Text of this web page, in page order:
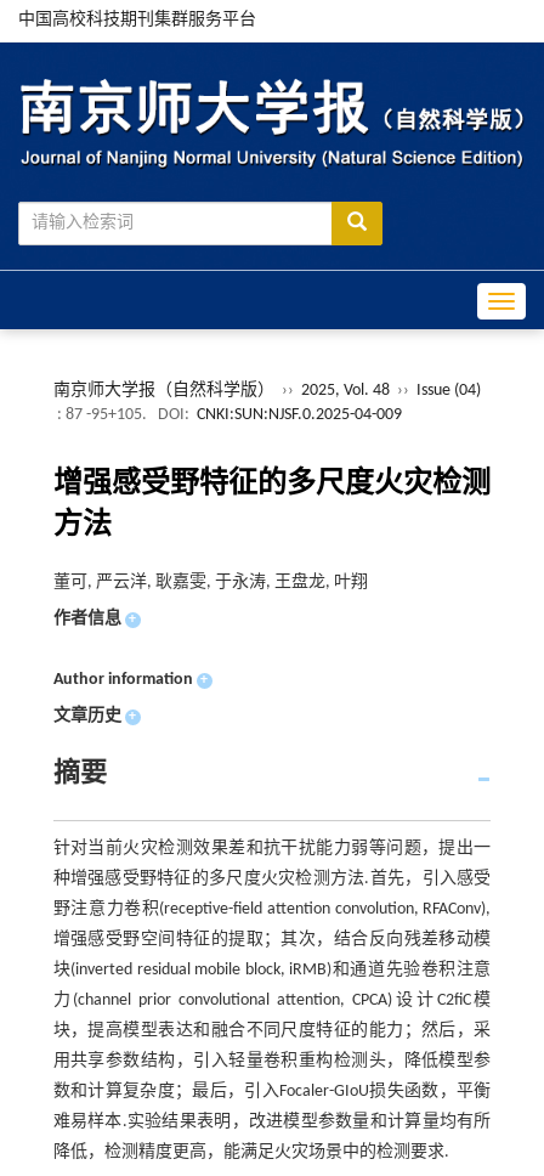
中国高校科技期刊集群服务平台
南京师大学报（自然科学版） ›› 2025, Vol. 48 ›› Issue (04)
: 87 -95+105.
DOI: CNKI:SUN:NJSF.0.2025-04-009
增强感受野特征的多尺度火灾检测
方法
董可, 严云洋, 耿嘉雯, 于永涛, 王盘龙, 叶翔
作者信息 +
Author information +
文章历史 +
摘要
针对当前火灾检测效果差和抗干扰能力弱等问题，提出一
种增强感受野特征的多尺度火灾检测方法.首先，引入感受
野注意力卷积(receptive-field attention convolution, RFAConv),
增强感受野空间特征的提取；其次，结合反向残差移动模
块(inverted residual mobile block, iRMB)和通道先验卷积注意
力(channel prior convolutional attention, CPCA)设计C2fiC模
块，提高模型表达和融合不同尺度特征的能力；然后，采
用共享参数结构，引入轻量卷积重构检测头，降低模型参
数和计算复杂度；最后，引入Focaler-GIoU损失函数，平衡
难易样本.实验结果表明，改进模型参数量和计算量均有所
降低，检测精度更高，能满足火灾场景中的检测要求.